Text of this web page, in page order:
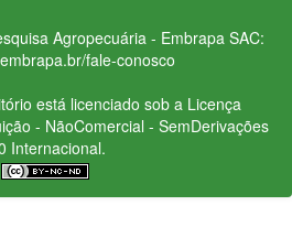
Agropecuária - Embrapa SAC:
fale-conosco
está licenciado sob a Licença
- NãoComercial - SemDerivações
Internacional.